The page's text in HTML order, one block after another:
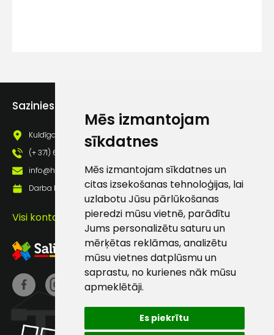
Mēs izmantojam
sīkdatnes
Mēs izmantojam sīkdatnes un
citas izsekošanas tehnoloģijas, lai
uzlabotu Jūsu pārlūkošanas
pieredzi mūsu vietnē, parādītu
Jums personalizētu saturu un
mērķētas reklāmas, analizētu
mūsu vietnes datplūsmu un
saprastu, no kurienes nāk mūsu
apmeklētāji.
Es piekrītu
Sazinies ar mums
Kuldīgas iela 69a, Saldus, Saldus nov., LV - 3801
(+ 371) 63 881 186
info@hards.lv
Darba laiks: Darbadienās: 8:00 - 17:00
Visi kontakti
Sūtīt ziņojumu
Klientu
atbalsts
Darbdienās:
8:00 – 17:00
(+371) 63 881
info@hards.lv